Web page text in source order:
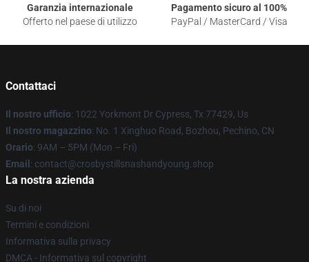
Garanzia internazionale
Offerto nel paese di utilizzo
Pagamento sicuro al 100%
PayPal / MasterCard / Visa
Contattaci
Il nostro ufficio: 1022 Yorkmont Dr Cypress, Tx 77429, Us
Il nostro magazzino: No. 1 Xinghuo Road, Bozhou, Pechino, CN
Orario: 9AM – 5PM (Mon – Fri)
Email : contact@crosbystillsnashandyoung.shop
La nostra azienda
Su di noi
Termini e condizioni
Informativa sulla privacy
DMCA - Informativa sul copyright